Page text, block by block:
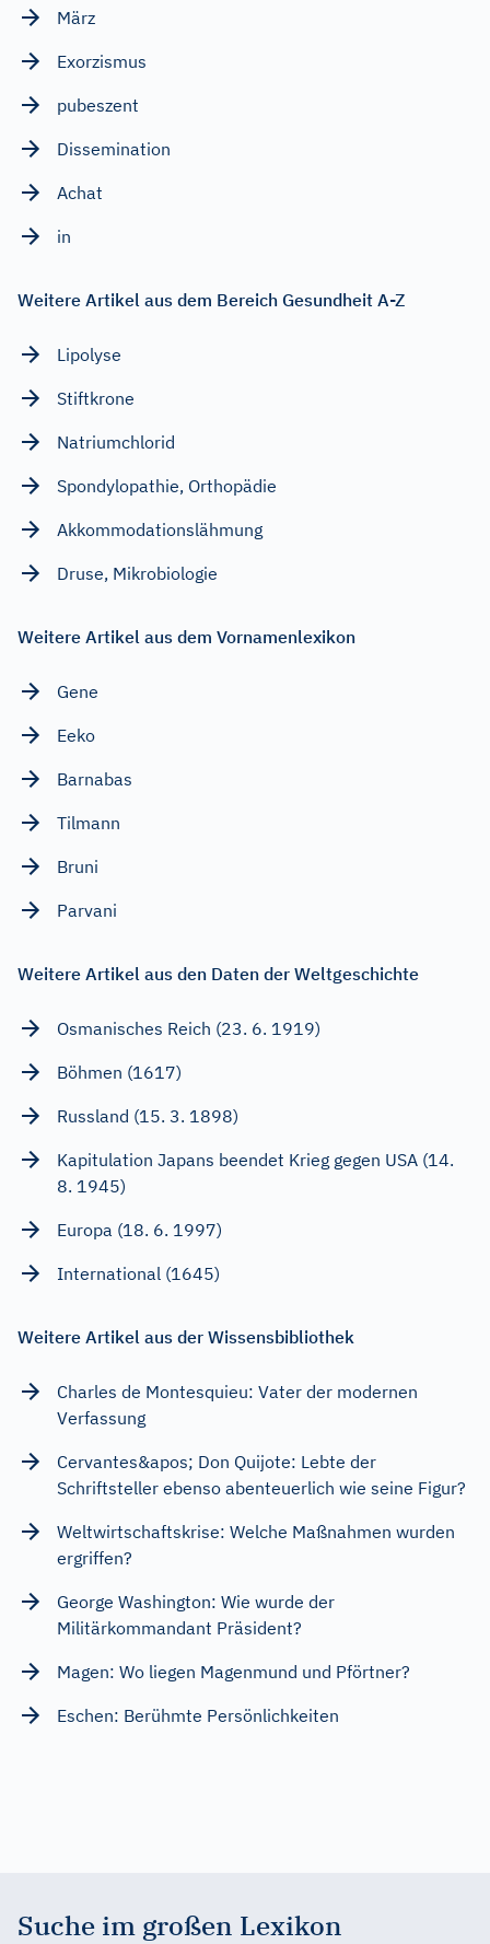
März
Exorzismus
pubeszent
Dissemination
Achat
in
Weitere Artikel aus dem Bereich Gesundheit A-Z
Lipolyse
Stiftkrone
Natriumchlorid
Spondylopathie, Orthopädie
Akkommodationslähmung
Druse, Mikrobiologie
Weitere Artikel aus dem Vornamenlexikon
Gene
Eeko
Barnabas
Tilmann
Bruni
Parvani
Weitere Artikel aus den Daten der Weltgeschichte
Osmanisches Reich (23. 6. 1919)
Böhmen (1617)
Russland (15. 3. 1898)
Kapitulation Japans beendet Krieg gegen USA (14.
8. 1945)
Europa (18. 6. 1997)
International (1645)
Weitere Artikel aus der Wissensbibliothek
Charles de Montesquieu: Vater der modernen
Verfassung
Cervantes&apos; Don Quijote: Lebte der
Schriftsteller ebenso abenteuerlich wie seine Figur?
Weltwirtschaftskrise: Welche Maßnahmen wurden
ergriffen?
George Washington: Wie wurde der
Militärkommandant Präsident?
Magen: Wo liegen Magenmund und Pförtner?
Eschen: Berühmte Persönlichkeiten
Suche im großen Lexikon